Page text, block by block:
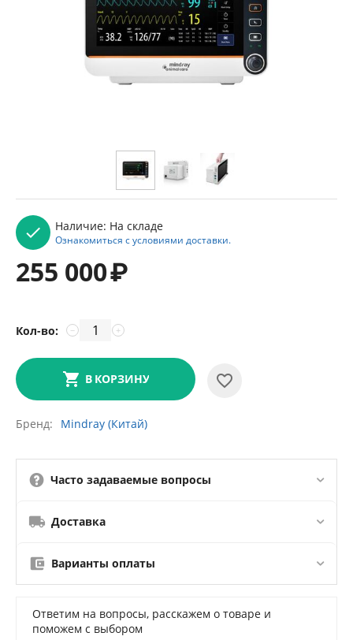
Наличие: На складе
Ознакомиться с условиями доставки.
255 000₽
Кол-во: +
−
В КОРЗИНУ
Бренд Mindray (Китай)
Часто задаваемые вопросы
Доставка
Варианты оплаты
Ответим на вопросы, расскажем о товаре и
поможем с выбором